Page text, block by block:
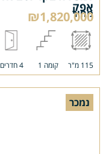
אפק
מחיר
₪1,820,000
115 מ"ר קומה 1 4 חדרים
נמכר